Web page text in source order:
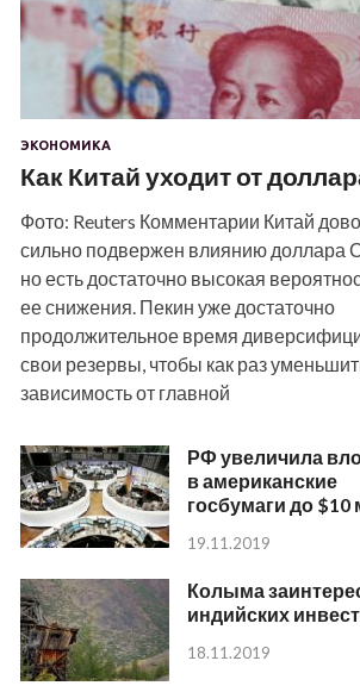
ЭКОНОМИКА
Как Китай уходит от
Фото: Reuters Комментарии Китай
сильно подвержен влиянию доллара
но есть достаточно высокая
ее снижения. Пекин уже достаточно
продолжительное время
свои резервы, чтобы как раз
зависимость от главной
РФ увеличила
в американские
госбумаги до $10
19.11.2019
Колыма
индийских
18.11.2019